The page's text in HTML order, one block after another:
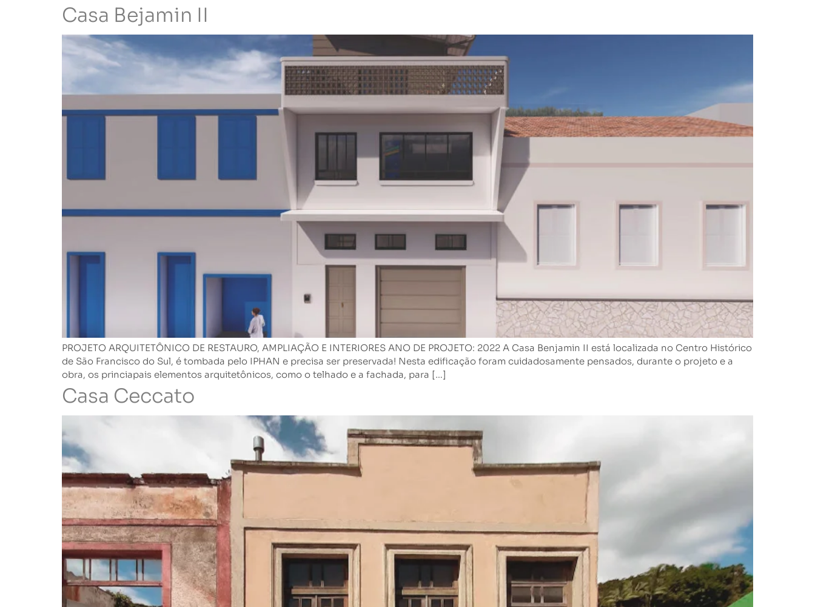
Casa Bejamin II
PROJETO ARQUITETÔNICO DE RESTAURO, AMPLIAÇÃO E INTERIORES ANO DE PROJETO: 2022 A Casa Benjamin II está localizada no Centro Histórico
de São Francisco do Sul, é tombada pelo IPHAN e precisa ser preservada! Nesta edificação foram cuidadosamente pensados, durante o projeto e a
obra, os princiapais elementos arquitetônicos, como o telhado e a fachada, para […]
Casa Ceccato